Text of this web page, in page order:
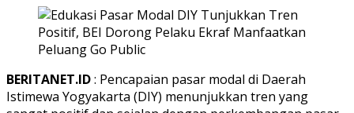
BERITANET.ID: Pencapaian pasar modal di Daerah
Istimewa Yogyakarta (DIY) menunjukkan tren yang